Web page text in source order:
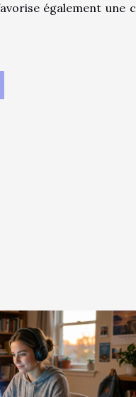
également une